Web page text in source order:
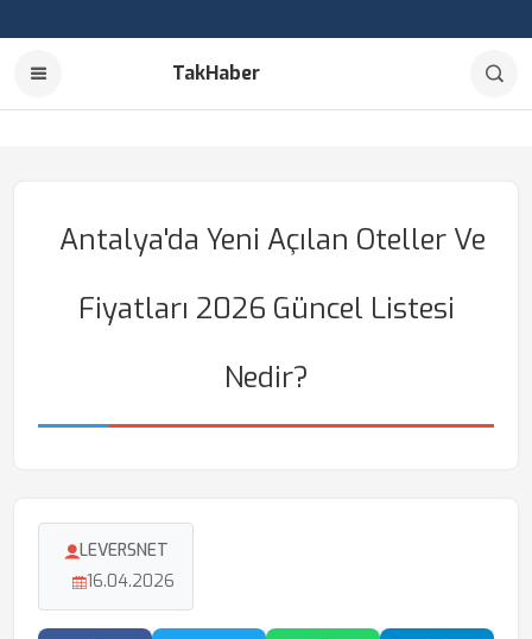
TakHaber
Antalya'da Yeni Açılan Oteller Ve
Fiyatları 2026 Güncel Listesi
Nedir?
LEVERSNET
16.04.2026